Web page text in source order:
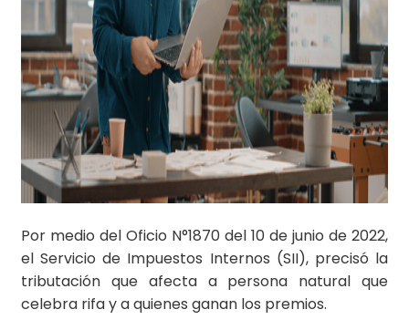
Por medio del Oficio N°1870 del 10 de junio de 2022,
el Servicio de Impuestos Internos (SII), precisó la
tributación que afecta a persona natural que
celebra rifa y a quienes ganan los premios.